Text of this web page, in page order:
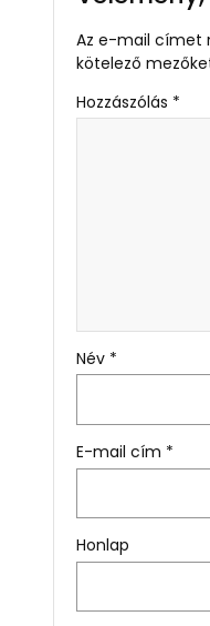
Az e-mail címet
kötelező
Hozzászólás *
Név *
E-mail cím *
Honlap